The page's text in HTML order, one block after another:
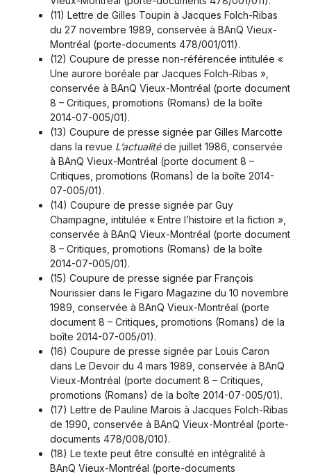
(11) Lettre de Gilles Toupin à Jacques Folch-Ribas
du 27 novembre 1989, conservée à BAnQ Vieux-
Montréal (porte-documents 478/001/011).
(12) Coupure de presse non-référencée intitulée «
Une aurore boréale par Jacques Folch-Ribas »,
conservée à BAnQ Vieux-Montréal (porte document
8 – Critiques, promotions (Romans) de la boîte
2014-07-005/01).
(13) Coupure de presse signée par Gilles Marcotte
dans la revue L’actualitéde juillet 1986, conservée
à BAnQ Vieux-Montréal (porte document 8 –
Critiques, promotions (Romans) de la boîte 2014-
07-005/01).
(14) Coupure de presse signée par Guy
Champagne, intitulée « Entre l’histoire et la fiction »,
conservée à BAnQ Vieux-Montréal (porte document
8 – Critiques, promotions (Romans) de la boîte
2014-07-005/01).
(15) Coupure de presse signée par François
Nourissier dans le Figaro Magazine du 10 novembre
1989, conservée à BAnQ Vieux-Montréal (porte
document 8 – Critiques, promotions (Romans) de la
boîte 2014-07-005/01).
(16) Coupure de presse signée par Louis Caron
dans Le Devoir du 4 mars 1989, conservée à BAnQ
Vieux-Montréal (porte document 8 – Critiques,
promotions (Romans) de la boîte 2014-07-005/01).
(17) Lettre de Pauline Marois à Jacques Folch-Ribas
de 1990, conservée à BAnQ Vieux-Montréal (porte-
documents 478/008/010).
(18) Le texte peut être consulté en intégralité à
BAnQ Vieux-Montréal (porte-documents